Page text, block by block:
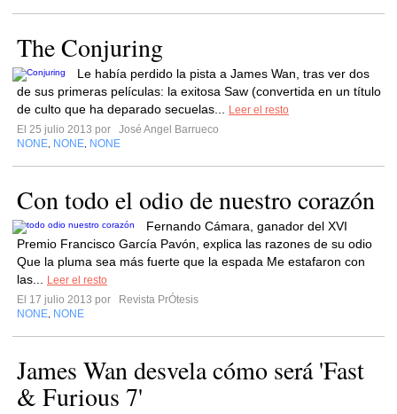
The Conjuring
Le había perdido la pista a James Wan, tras ver dos
de sus primeras películas: la exitosa Saw (convertida en un título
de culto que ha deparado secuelas...
Leer el resto
El 25 julio 2013 por
José Angel Barrueco
NONE NONE NONE
Con todo el odio de nuestro corazón
Fernando Cámara, ganador del XVI
Premio Francisco García Pavón, explica las razones de su odio
Que la pluma sea más fuerte que la espada Me estafaron con
las...
Leer el resto
El 17 julio 2013 por
Revista PrÓtesis
NONE NONE
James Wan desvela cómo será 'Fast
& Furious 7'